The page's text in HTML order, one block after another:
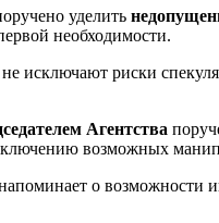
уделить
необходимости.
исключают риски
Агентства
возможных
о возможности